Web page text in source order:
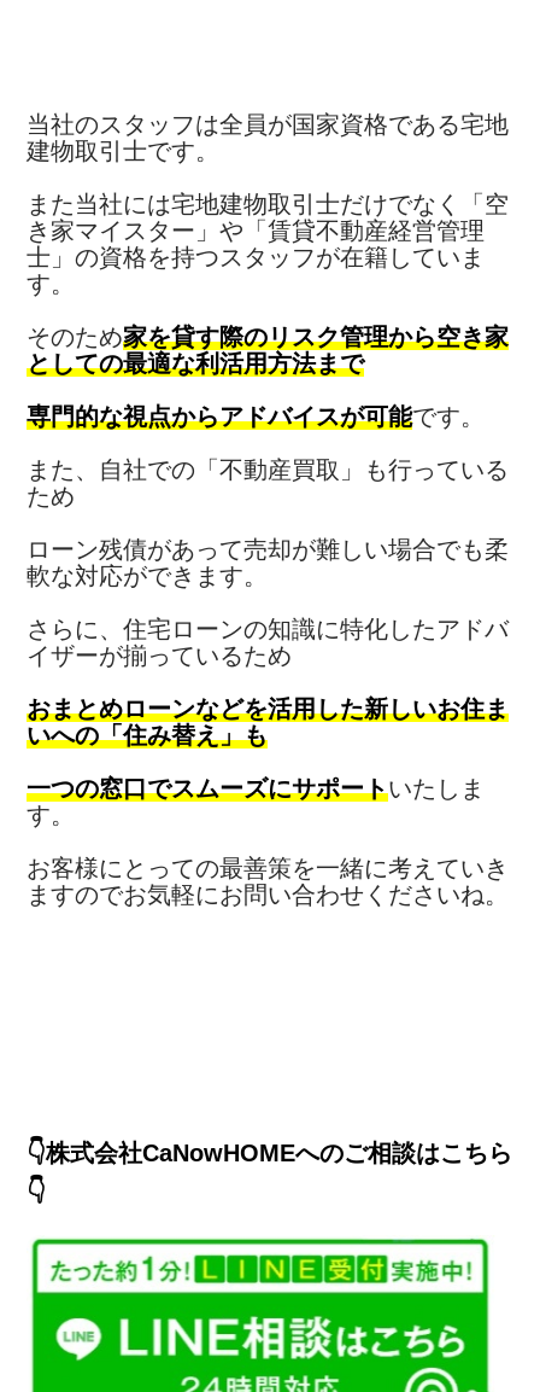
当社のスタッフは全員が国家資格である宅地
建物取引士です。
また当社には宅地建物取引士だけでなく「空
き家マイスター」や「賃貸不動産経営管理
士」の資格を持つスタッフが在籍していま
す。
そのため家を貸す際のリスク管理から空き家
としての最適な利活用方法まで
専門的な視点からアドバイスが可能です。
また、自社での「不動産買取」も行っている
ため
ローン残債があって売却が難しい場合でも柔
軟な対応ができます。
さらに、住宅ローンの知識に特化したアドバ
イザーが揃っているため
おまとめローンなどを活用した新しいお住ま
いへの「住み替え」も
一つの窓口でスムーズにサポートいたしま
す。
お客様にとっての最善策を一緒に考えていき
ますのでお気軽にお問い合わせくださいね。
👇株式会社CaNowHOMEへのご相談はこちら
👇